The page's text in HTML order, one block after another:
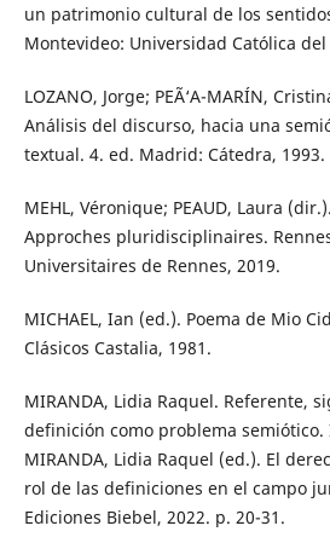
un patrimonio cultural de los
Montevideo: Universidad Católica
LOZANO, Jorge; PEÃ‘A-MARÍN,
Análisis del discurso, hacia una
textual. 4. ed. Madrid: Cátedra, 1993.
MEHL, Véronique; PEAUD, Laura
Approches pluridisciplinaires.
Universitaires de Rennes, 2019.
MICHAEL, Ian (ed.). Poema de Mio
Clásicos Castalia, 1981.
MIRANDA, Lidia Raquel. Referente,
definición como problema semiótico.
MIRANDA, Lidia Raquel (ed.). El
rol de las definiciones en el campo
Ediciones Biebel, 2022. p. 20-31.